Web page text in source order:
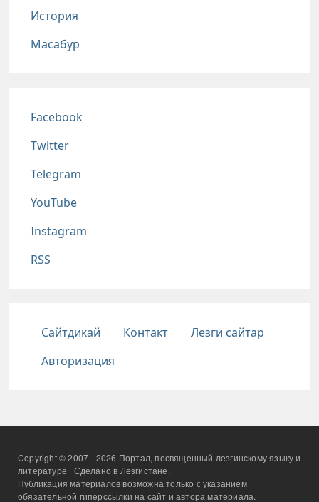
История
Масабур
Соц сети
Facebook
Twitter
Telegram
YouTube
Instagram
RSS
Подвал
Сайтдикай Контакт
Лезги сайтар
Авторизация
Copyright © 2007 - 2026 Портал, посвященный лезгинскому языку и
литературе | Сделано в Лезгистане.
Публикация материалов возможна только с указанием
обязательной гиперссылки на сайт и автора материала.